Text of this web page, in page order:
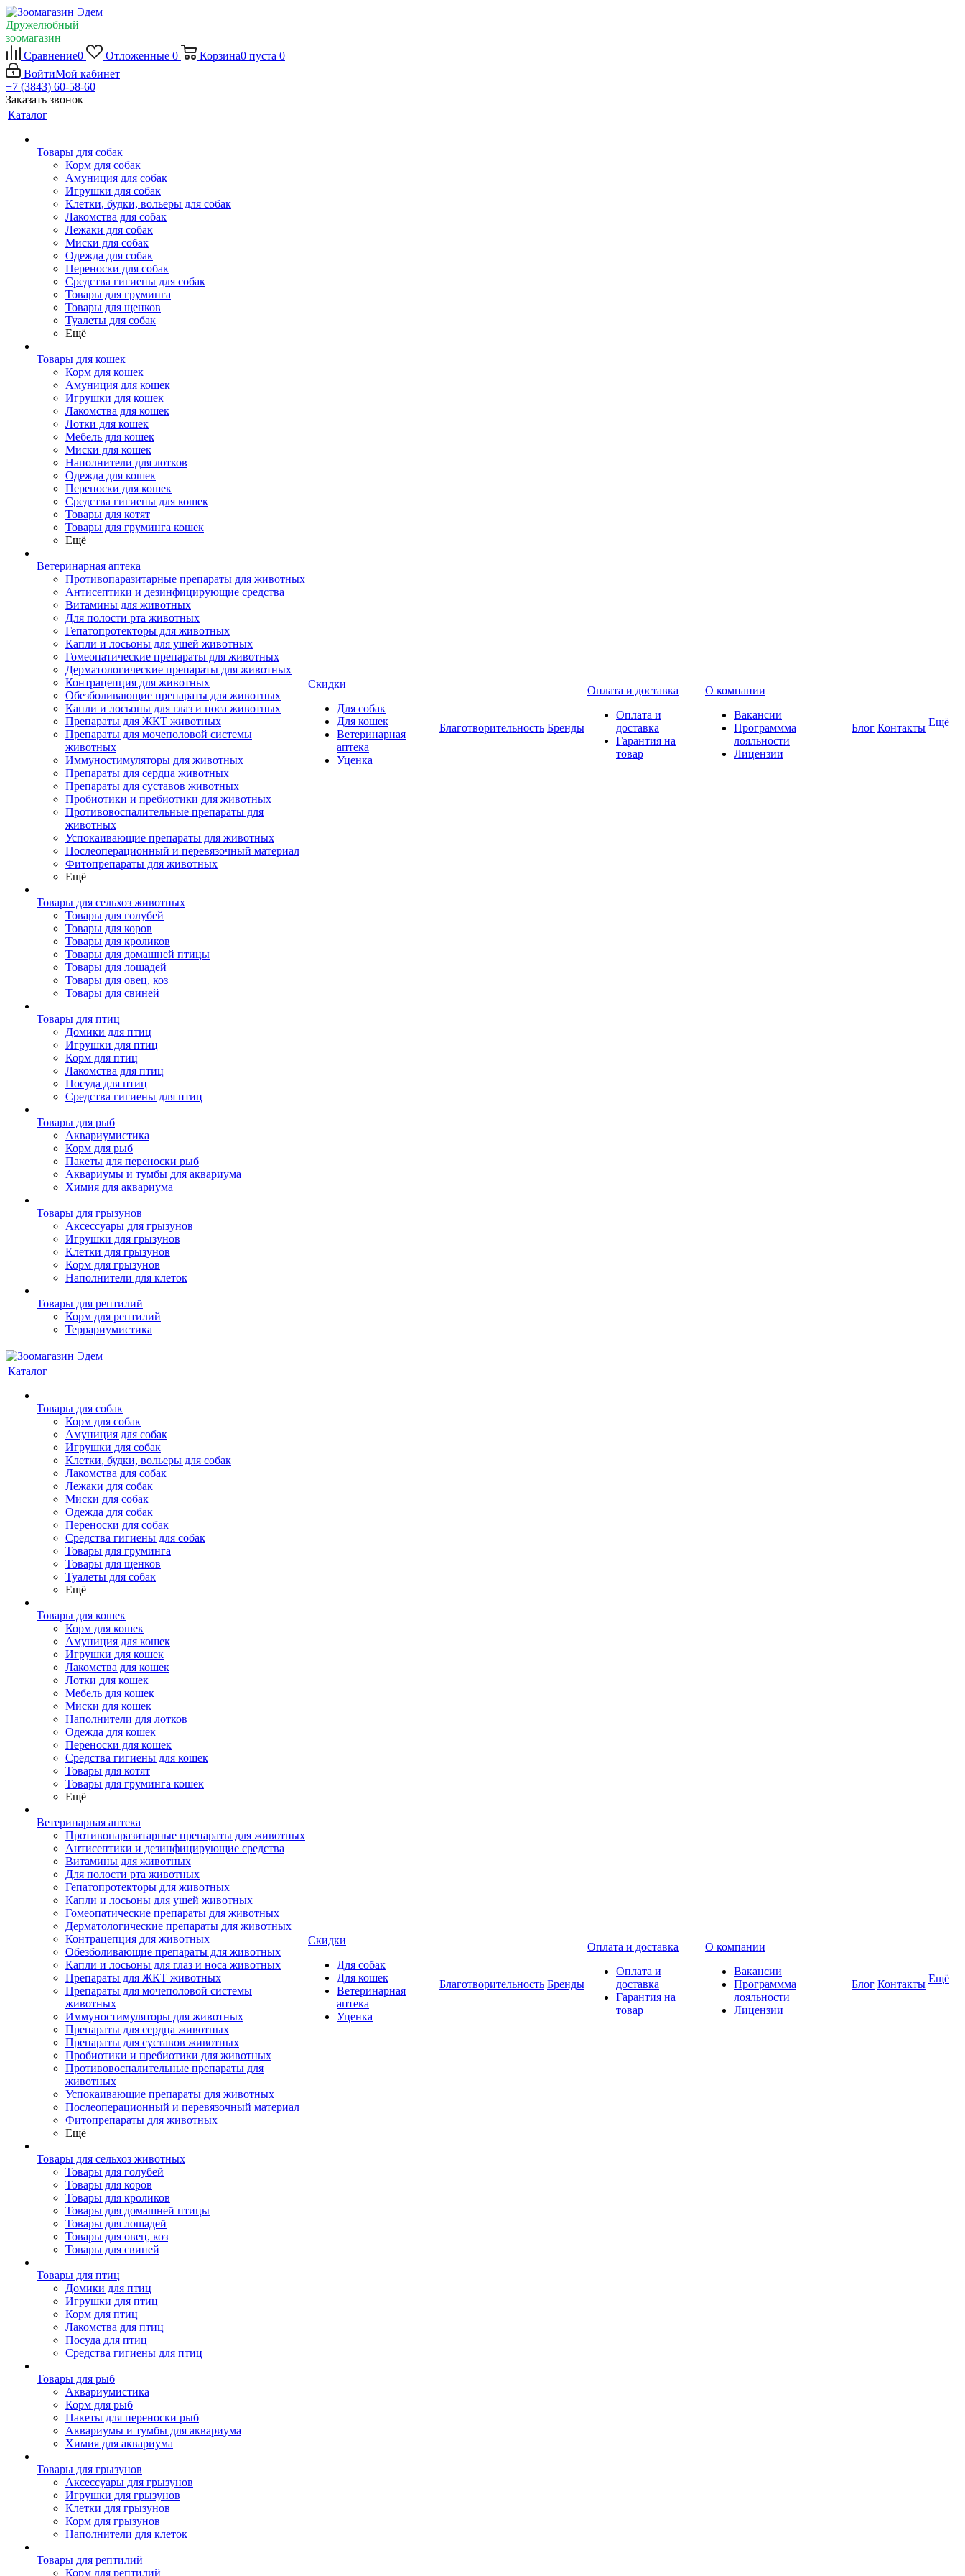
Дружелюбный
зоомагазин
Сравнение0 Отложенные 0 Корзина0 пуста 0
ВойтиМой кабинет
+7 (3843) 60-58-60
Заказать звонок
Каталог
Товары для собак
Корм для собак
Амуниция для собак
Игрушки для собак
Клетки, будки, вольеры для собак
Лакомства для собак
Лежаки для собак
Миски для собак
Одежда для собак
Переноски для собак
Средства гигиены для собак
Товары для груминга
Товары для щенков
Туалеты для собак
Ещё
Товары для кошек
Корм для кошек
Амуниция для кошек
Игрушки для кошек
Лакомства для кошек
Лотки для кошек
Мебель для кошек
Миски для кошек
Наполнители для лотков
Одежда для кошек
Переноски для кошек
Средства гигиены для кошек
Товары для котят
Товары для груминга кошек
Ещё
Ветеринарная аптека
Противопаразитарные препараты для животных
Антисептики и дезинфицирующие средства
Витамины для животных
Для полости рта животных
Гепатопротекторы для животных
Капли и лосьоны для ушей животных
Гомеопатические препараты для животных
Дерматологические препараты для животных
Контрацепция для животных
Обезболивающие препараты для животных
Капли и лосьоны для глаз и носа животных
Препараты для ЖКТ животных
Препараты для мочеполовой системы
животных
Иммуностимуляторы для животных
Препараты для сердца животных
Препараты для суставов животных
Пробиотики и пребиотики для животных
Противовоспалительные препараты для
животных
Успокаивающие препараты для животных
Послеоперационный и перевязочный материал
Фитопрепараты для животных
Ещё
Товары для сельхоз животных
Товары для голубей
Товары для коров
Товары для кроликов
Товары для домашней птицы
Товары для лошадей
Товары для овец, коз
Товары для свиней
Товары для птиц
Домики для птиц
Игрушки для птиц
Корм для птиц
Лакомства для птиц
Посуда для птиц
Средства гигиены для птиц
Товары для рыб
Аквариумистика
Корм для рыб
Пакеты для переноски рыб
Аквариумы и тумбы для аквариума
Химия для аквариума
Товары для грызунов
Аксессуары для грызунов
Игрушки для грызунов
Клетки для грызунов
Корм для грызунов
Наполнители для клеток
Товары для рептилий
Корм для рептилий
Террариумистика
Скидки
Для собак
Для кошек
Ветеринарная
аптека
Уценка
Благотворительность Бренды
Оплата и доставка
Оплата и
доставка
Гарантия на
товар
О компании
Вакансии
Программма
лояльности
Лицензии
Блог Контакты Ещё
Каталог
Товары для собак
Корм для собак
Амуниция для собак
Игрушки для собак
Клетки, будки, вольеры для собак
Лакомства для собак
Лежаки для собак
Миски для собак
Одежда для собак
Переноски для собак
Средства гигиены для собак
Товары для груминга
Товары для щенков
Туалеты для собак
Ещё
Товары для кошек
Корм для кошек
Амуниция для кошек
Игрушки для кошек
Лакомства для кошек
Лотки для кошек
Мебель для кошек
Миски для кошек
Наполнители для лотков
Одежда для кошек
Переноски для кошек
Средства гигиены для кошек
Товары для котят
Товары для груминга кошек
Ещё
Ветеринарная аптека
Противопаразитарные препараты для животных
Антисептики и дезинфицирующие средства
Витамины для животных
Для полости рта животных
Гепатопротекторы для животных
Капли и лосьоны для ушей животных
Гомеопатические препараты для животных
Дерматологические препараты для животных
Контрацепция для животных
Обезболивающие препараты для животных
Капли и лосьоны для глаз и носа животных
Препараты для ЖКТ животных
Препараты для мочеполовой системы
животных
Иммуностимуляторы для животных
Препараты для сердца животных
Препараты для суставов животных
Пробиотики и пребиотики для животных
Противовоспалительные препараты для
животных
Успокаивающие препараты для животных
Послеоперационный и перевязочный материал
Фитопрепараты для животных
Ещё
Товары для сельхоз животных
Товары для голубей
Товары для коров
Товары для кроликов
Товары для домашней птицы
Товары для лошадей
Товары для овец, коз
Товары для свиней
Товары для птиц
Домики для птиц
Игрушки для птиц
Корм для птиц
Лакомства для птиц
Посуда для птиц
Средства гигиены для птиц
Товары для рыб
Аквариумистика
Корм для рыб
Пакеты для переноски рыб
Аквариумы и тумбы для аквариума
Химия для аквариума
Товары для грызунов
Аксессуары для грызунов
Игрушки для грызунов
Клетки для грызунов
Корм для грызунов
Наполнители для клеток
Товары для рептилий
Корм для рептилий
Скидки
Для собак
Для кошек
Ветеринарная
аптека
Уценка
Благотворительность Бренды
Оплата и доставка
Оплата и
доставка
Гарантия на
товар
О компании
Вакансии
Программма
лояльности
Лицензии
Блог Контакты Ещё